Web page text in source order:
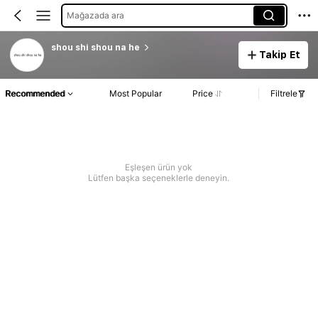
Mağazada ara
shou shi shou na he
Takip Et
Recommended Most Popular Price Filtrele
Eşleşen ürün yok
Lütfen başka seçeneklerle deneyin.